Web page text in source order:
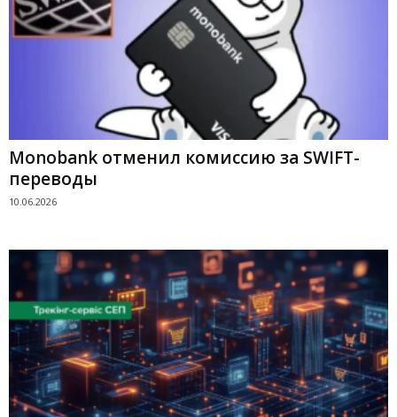
Monobank отменил комиссию за SWIFT-
переводы
10.06.2026